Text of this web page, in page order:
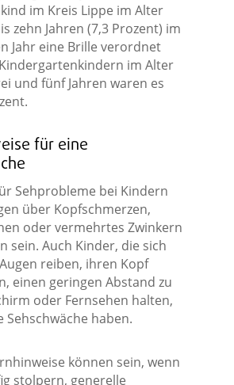
im Kreis Lippe im Alter
zehn Jahren (7,3 Prozent) im
Jahr eine Brille verordnet
im Alter
und fünf Jahren waren es
für eine
Sehprobleme bei Kindern
über Kopfschmerzen,
oder vermehrtes Zwinkern
sein. Auch Kinder, die sich
reiben, ihren Kopf
einen geringen Abstand zu
oder Fernsehen halten,
Sehschwäche haben.
können sein, wenn
stolpern, generelle